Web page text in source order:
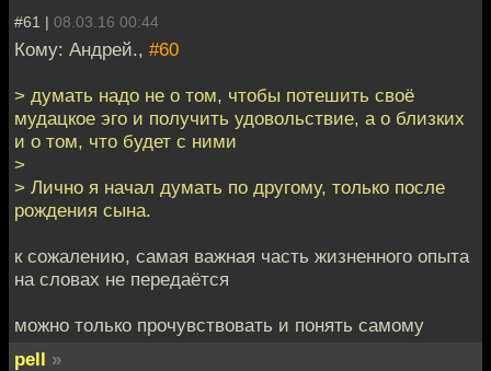
#61 | 08.03.16 00:44
Кому: Андрей., #60
> думать надо не о том, чтобы потешить своё
мудацкое эго и получить удовольствие, а о близких
и о том, что будет с ними
>
> Лично я начал думать по другому, только после
рождения сына.
к сожалению, самая важная часть жизненного опыта
на словах не передаётся
можно только прочувствовать и понять самому
pell »